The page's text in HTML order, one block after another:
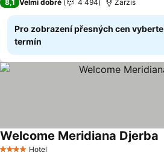
8,1 Velmi dobré 4 494 Zarzis
Pro zobrazení přesných cen vyberte
termín
Hotel
Welcome Meridiana Djerba